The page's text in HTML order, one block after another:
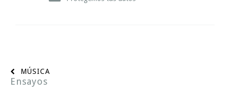
MÚSICA
Ensayos